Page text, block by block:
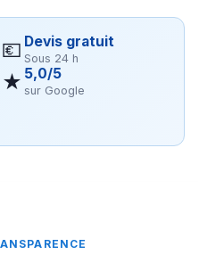
💶 Devis gratuit
Sous 24 h
★ 5,0/5
sur Google